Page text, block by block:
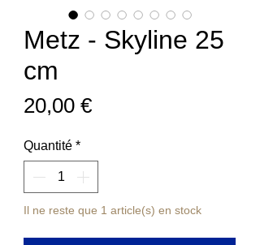
Metz - Skyline 25
cm
20,00 €Prix
Quantité *
Il ne reste que 1 article(s) en stock